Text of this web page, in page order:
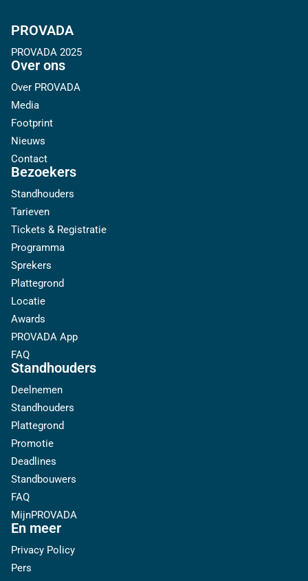
PROVADA
PROVADA 2025
Over ons
Over PROVADA
Media
Footprint
Nieuws
Contact
Bezoekers
Standhouders
Tarieven
Tickets & Registratie
Programma
Sprekers
Plattegrond
Locatie
Awards
PROVADA App
FAQ
Standhouders
Deelnemen
Standhouders
Plattegrond
Promotie
Deadlines
Standbouwers
FAQ
MijnPROVADA
En meer
Privacy Policy
Pers